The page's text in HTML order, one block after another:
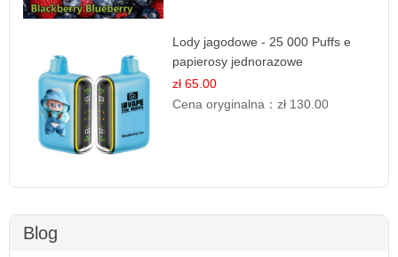
Lody jagodowe - 25 000 Puffs e
papierosy jednorazowe
zł 65.00
Cena oryginalna：zł 130.00
Blog